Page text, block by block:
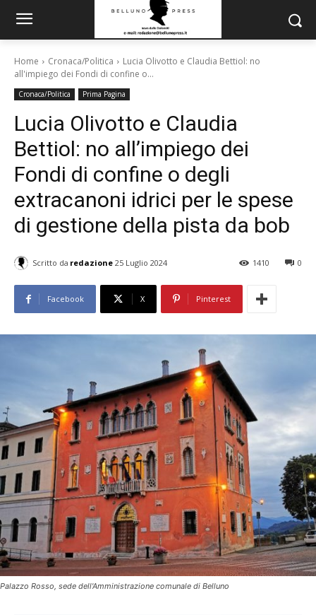
Home Cronaca/Politica
Lucia Olivotto e Claudia Bettiol: no
all'impiego dei Fondi di confine o...
Cronaca/Politica Prima Pagina
Lucia Olivotto e Claudia
Bettiol: no all’impiego dei
Fondi di confine o degli
extracanoni idrici per le spese
di gestione della pista da bob
Scritto da redazione 25 Luglio 2024 0
1410
Facebook X Pinterest
Palazzo Rosso, sede dell'Amministrazione comunale di Belluno